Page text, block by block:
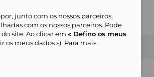
Condições Gerais
junto com os nossos parceiros,
com os nossos parceiros. Pode
site. Ao clicar em « Defino os meus
meus dados »). Para mais